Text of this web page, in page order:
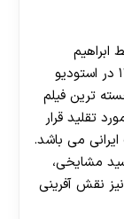
گلستان کارگردان برجسته سینما در سال ۱۳۴۳ در استودیو
‌ترین فیلم
تقلید قرار
می باشد.
مشایخی،
نقش آفرینی